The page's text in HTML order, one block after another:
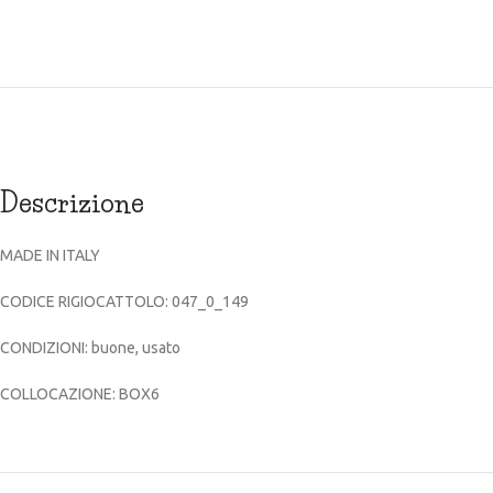
Descrizione
MADE IN ITALY
CODICE RIGIOCATTOLO: 047_0_149
CONDIZIONI: buone, usato
COLLOCAZIONE: BOX6